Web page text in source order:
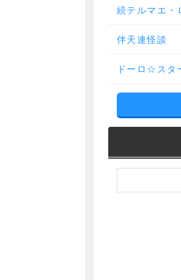
続テルマエ・
伴天連怪談
ドーロ☆スタ